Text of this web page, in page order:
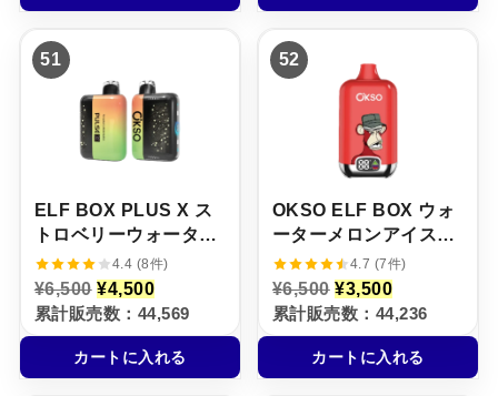
¥
0
0
で
し
は
5
0
0
で
す
¥
0
0
。
は
5
。
51
ELF BOX PLUS X ス
トロベリーウォーター
メロン味【ニコパフ】
5%
4.4 (8件)
¥6,500 元
の
価
格
は
¥
¥4,500現
在
の
価
格
は
累計販売数：44,569
カートに入れる
52
OKSO ELF BOX ウォ
ーターメロンアイス味
【ニコパフ】5%
4.7 (7件)
¥6,500 元
の
価
格
は
¥
¥3,500現
在
の
価
格
は
累計販売数：44,236
カートに入れる